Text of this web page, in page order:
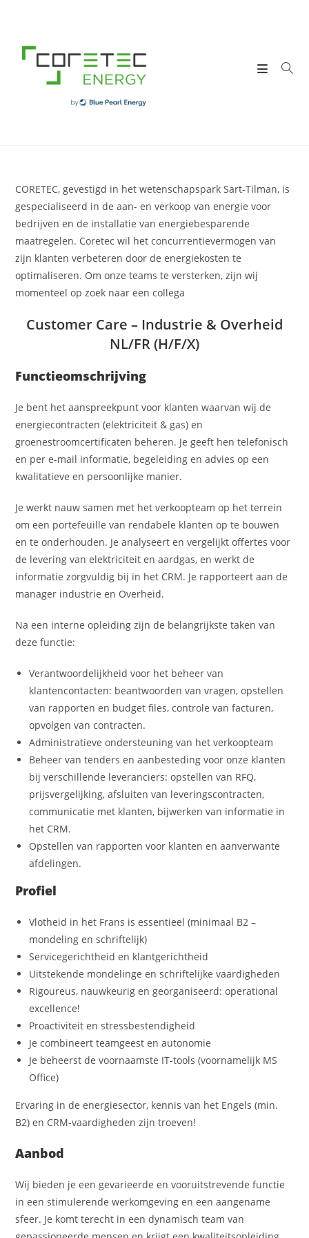
content
CORETEC, gevestigd in het wetenschapspark Sart-Tilman, is
gespecialiseerd in de aan- en verkoop van energie voor
bedrijven en de installatie van energiebesparende
maatregelen. Coretec wil het concurrentievermogen van
zijn klanten verbeteren door de energiekosten te
optimaliseren. Om onze teams te versterken, zijn wij
momenteel op zoek naar een collega
Customer Care – Industrie & Overheid
NL/FR (H/F/X)
Functieomschrijving
Je bent het aanspreekpunt voor klanten waarvan wij de
energiecontracten (elektriciteit & gas) en
groenestroomcertificaten beheren. Je geeft hen telefonisch
en per e-mail informatie, begeleiding en advies op een
kwalitatieve en persoonlijke manier.
Je werkt nauw samen met het verkoopteam op het terrein
om een portefeuille van rendabele klanten op te bouwen
en te onderhouden. Je analyseert en vergelijkt offertes voor
de levering van elektriciteit en aardgas, en werkt de
informatie zorgvuldig bij in het CRM. Je rapporteert aan de
manager industrie en Overheid.
Na een interne opleiding zijn de belangrijkste taken van
deze functie:
Verantwoordelijkheid voor het beheer van
klantencontacten: beantwoorden van vragen, opstellen
van rapporten en budget files, controle van facturen,
opvolgen van contracten.
Administratieve ondersteuning van het verkoopteam
Beheer van tenders en aanbesteding voor onze klanten
bij verschillende leveranciers: opstellen van RFQ,
prijsvergelijking, afsluiten van leveringscontracten,
communicatie met klanten, bijwerken van informatie in
het CRM.
Opstellen van rapporten voor klanten en aanverwante
afdelingen.
Profiel
Vlotheid in het Frans is essentieel (minimaal B2 –
mondeling en schriftelijk)
Servicegerichtheid en klantgerichtheid
Uitstekende mondelinge en schriftelijke vaardigheden
Rigoureus, nauwkeurig en georganiseerd: operational
excellence!
Proactiviteit en stressbestendigheid
Je combineert teamgeest en autonomie
Je beheerst de voornaamste IT-tools (voornamelijk MS
Office)
Ervaring in de energiesector, kennis van het Engels (min.
B2) en CRM-vaardigheden zijn troeven!
Aanbod
Wij bieden je een gevarieerde en vooruitstrevende functie
in een stimulerende werkomgeving en een aangename
sfeer. Je komt terecht in een dynamisch team van